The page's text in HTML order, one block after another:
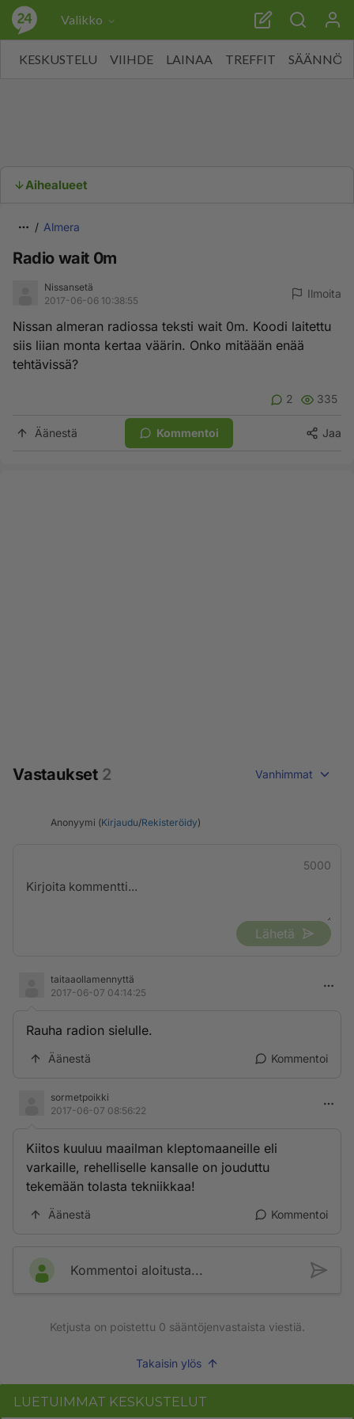
Valikko
KESKUSTELU VIIHDE LAINAA TREFFIT SÄÄNNÖT
Aihealueet
Almera
Radio wait 0m
Nissansetä
2017-06-06 10:38:55
Ilmoita
Nissan almeran radiossa teksti wait 0m. Koodi laitettu
siis liian monta kertaa väärin. Onko mitäään enää
tehtävissä?
2 335
Äänestä Kommentoi Jaa
Vastaukset 2 Vanhimmat
Anonyymi (Kirjaudu/Rekisteröidy)
5000
Lähetä
taitaaollamennyttä
2017-06-07 04:14:25
Rauha radion sielulle.
Äänestä Kommentoi
sormetpoikki
2017-06-07 08:56:22
Kiitos kuuluu maailman kleptomaaneille eli
varkaille, rehelliselle kansalle on jouduttu
tekemään tolasta tekniikkaa!
Äänestä Kommentoi
Kommentoi aloitusta...
Ketjusta on poistettu 0 sääntöjenvastaista viestiä.
Takaisin ylös
LUETUIMMAT KESKUSTELUT